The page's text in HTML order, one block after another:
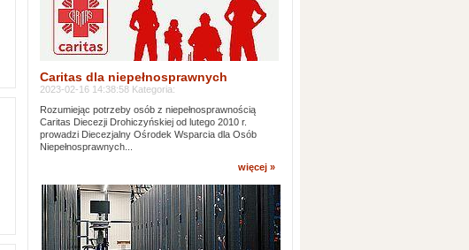
Caritas dla niepełnosprawnych
2023-02-16 14:38:58 Kategoria:
Rozumiejąc potrzeby osób z niepełnosprawnością
Caritas Diecezji Drohiczyńskiej od lutego 2010 r.
prowadzi Diecezjalny Ośrodek Wsparcia dla Osób
Niepełnosprawnych...
więcej »